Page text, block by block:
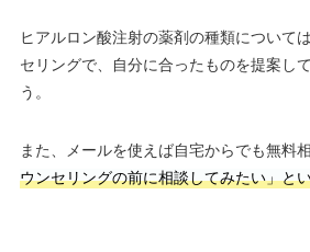
ヒアルロン酸注射の薬剤の種類について
セリングで、自分に合ったものを提案し
う。
また、メールを使えば自宅からでも無料
ウンセリングの前に相談してみたい」と